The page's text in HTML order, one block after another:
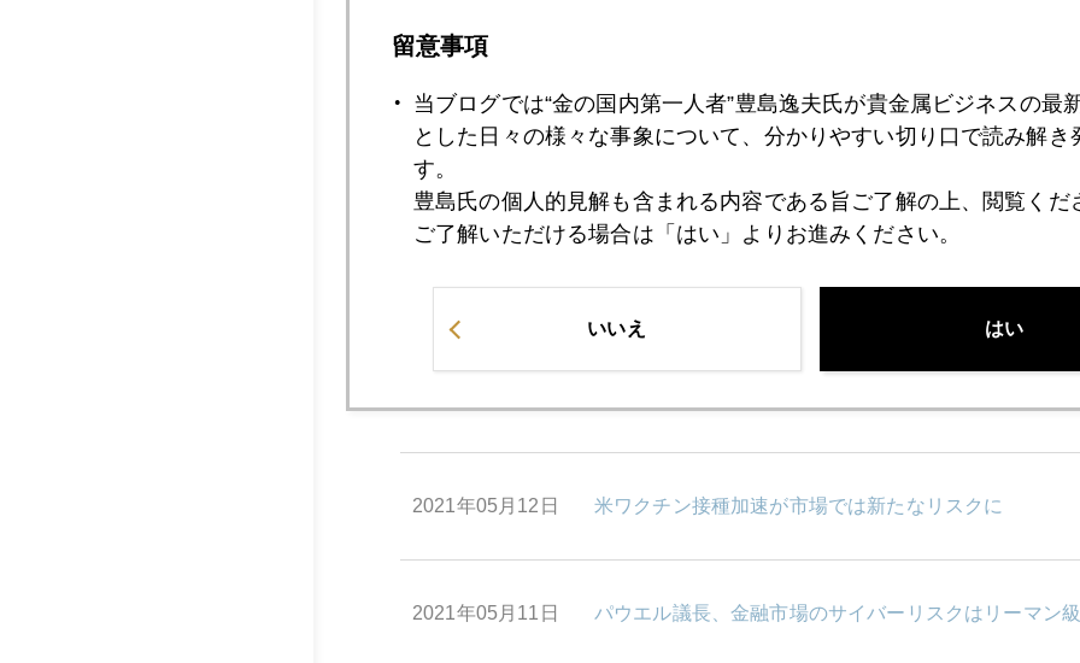
2021年05月17日
2021年05月14日 インフレと金
2021年05月12日 米ワクチン接種加速が市場では新たなリスクに
2021年05月11日 パウエル議長、金融市場のサイバーリスクはリーマン
留意事項
当ブログでは“金の国内第一人者”豊島逸夫氏が貴金属ビジネスの最
とした日々の様々な事象について、分かりやすい切り口で読み解き
す。
豊島氏の個人的見解も含まれる内容である旨ご了解の上、閲覧くだ
ご了解いただける場合は「はい」よりお進みください。
いいえ はい